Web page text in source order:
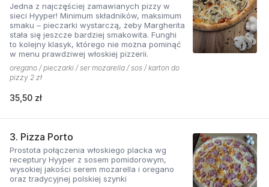
Jedna z najczęściej zamawianych pizzy w
sieci Hyyper! Minimum składników, maksimum
smaku – pieczarki wystarczą, żeby Margherita
stała się jeszcze bardziej smakowita. Funghi
to kolejny klasyk, którego nie można pominąć
w menu prawdziwej włoskiej pizzerii.
oregano / pieczarki / ser mozarella / sos / karton do
pizzy 2 zł
35,50 zł
3. Pizza Porto
Prostota połączenia włoskiego placka wg
receptury Hyyper z sosem pomidorowym,
wysokiej jakości serem mozarella i oregano
oraz tradycyjnej polskiej szynki